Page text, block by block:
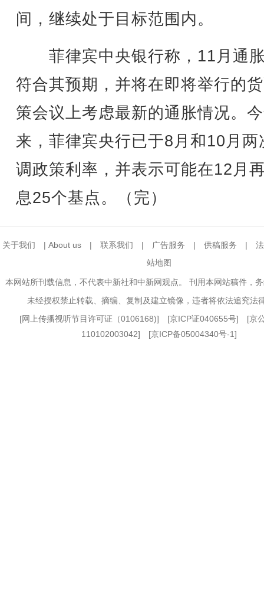
间，继续处于目标范围内。
菲律宾中央银行称，11月通
符合其预期，并将在即将举行的
策会议上考虑最新的通胀情况。
来，菲律宾央行已于8月和10月两
调政策利率，并表示可能在12月
息25个基点。（完）
关于我们 | About us | 联系我们 | 广告服务 | 供稿服务 |
站地图
本网站所刊载信息，不代表中新社和中新网观点。 刊用本网站稿件，
未经授权禁止转载、摘编、复制及建立镜像，违者将依法追究法
[网上传播视听节目许可证（0106168)] [京ICP证040655号] [京
110102003042] [京ICP备05004340号-1]